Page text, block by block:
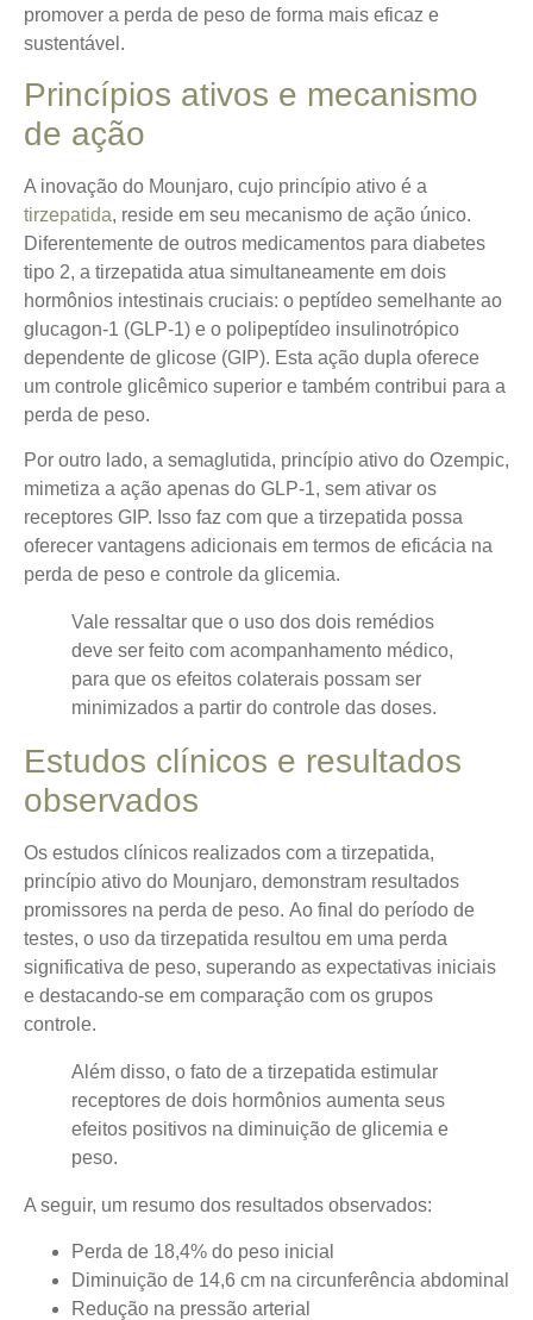
promover a perda de peso de forma mais eficaz e
sustentável.
Princípios ativos e mecanismo
de ação
A inovação do Mounjaro, cujo princípio ativo é a
tirzepatida, reside em seu mecanismo de ação único.
Diferentemente de outros medicamentos para diabetes
tipo 2, a tirzepatida atua simultaneamente em dois
hormônios intestinais cruciais: o peptídeo semelhante ao
glucagon-1 (GLP-1) e o polipeptídeo insulinotrópico
dependente de glicose (GIP). Esta ação dupla oferece
um controle glicêmico superior e também contribui para a
perda de peso.
Por outro lado, a semaglutida, princípio ativo do Ozempic,
mimetiza a ação apenas do GLP-1, sem ativar os
receptores GIP. Isso faz com que a tirzepatida possa
oferecer vantagens adicionais em termos de eficácia na
perda de peso e controle da glicemia.
Vale ressaltar que o uso dos dois remédios
deve ser feito com acompanhamento médico,
para que os efeitos colaterais possam ser
minimizados a partir do controle das doses.
Estudos clínicos e resultados
observados
Os estudos clínicos realizados com a tirzepatida,
princípio ativo do Mounjaro, demonstram resultados
promissores na perda de peso. Ao final do período de
testes, o uso da tirzepatida resultou em uma perda
significativa de peso, superando as expectativas iniciais
e destacando-se em comparação com os grupos
controle.
Além disso, o fato de a tirzepatida estimular
receptores de dois hormônios aumenta seus
efeitos positivos na diminuição de glicemia e
peso.
A seguir, um resumo dos resultados observados:
Perda de 18,4% do peso inicial
Diminuição de 14,6 cm na circunferência abdominal
Redução na pressão arterial